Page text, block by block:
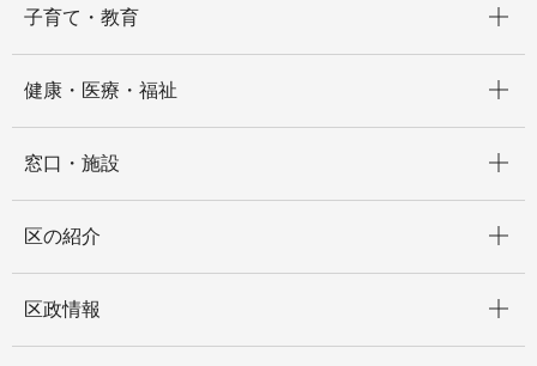
子育て・教育
健康・医療・福祉
窓口・施設
区の紹介
区政情報